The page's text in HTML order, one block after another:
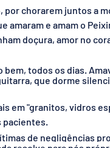
por chorarem juntos a
amaram e amam o
doçura, amor no
todos os dias.
que dorme
em "granitos, vidros
de negligências